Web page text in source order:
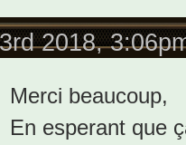
2018,
Merci beaucoup,
En esperant que